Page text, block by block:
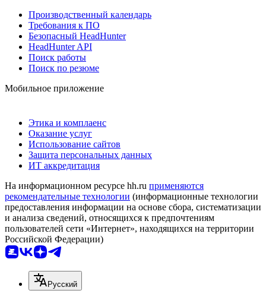
Производственный календарь
Требования к ПО
Безопасный HeadHunter
HeadHunter API
Поиск работы
Поиск по резюме
Мобильное приложение
Этика и комплаенс
Оказание услуг
Использование сайтов
Защита персональных данных
ИТ аккредитация
На информационном ресурсе hh.ru применяются
рекомендательные технологии (информационные технологии
предоставления информации на основе сбора, систематизации
и анализа сведений, относящихся к предпочтениям
пользователей сети «Интернет», находящихся на территории
Российской Федерации)
Русский